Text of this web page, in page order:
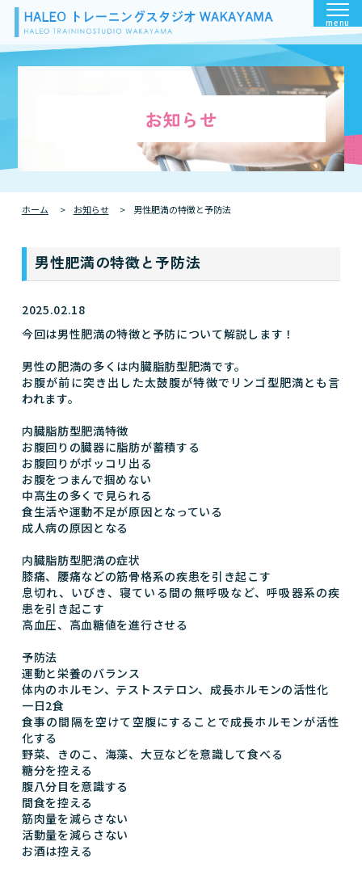
お知らせ
menu
ホーム お知らせ 男性肥満の特徴と予防法
男性肥満の特徴と予防法
2025.02.18
今回は男性肥満の特徴と予防について解説します！
男性の肥満の多くは内臓脂肪型肥満です。
お腹が前に突き出した太鼓腹が特徴でリンゴ型肥満とも言
われます。
内臓脂肪型肥満特徴
お腹回りの臓器に脂肪が蓄積する
お腹回りがポッコリ出る
お腹をつまんで掴めない
中高生の多くで見られる
食生活や運動不足が原因となっている
成人病の原因となる
内臓脂肪型肥満の症状
膝痛、腰痛などの筋骨格系の疾患を引き起こす
息切れ、いびき、寝ている間の無呼吸など、呼吸器系の疾
患を引き起こす
高血圧、高血糖値を進行させる
予防法
運動と栄養のバランス
体内のホルモン、テストステロン、成長ホルモンの活性化
一日2食
食事の間隔を空けて空腹にすることで成長ホルモンが活性
化する
野菜、きのこ、海藻、大豆などを意識して食べる
糖分を控える
腹八分目を意識する
間食を控える
筋肉量を減らさない
活動量を減らさない
お酒は控える